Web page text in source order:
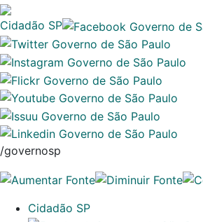
Cidadão SP
/governosp
Cidadão SP